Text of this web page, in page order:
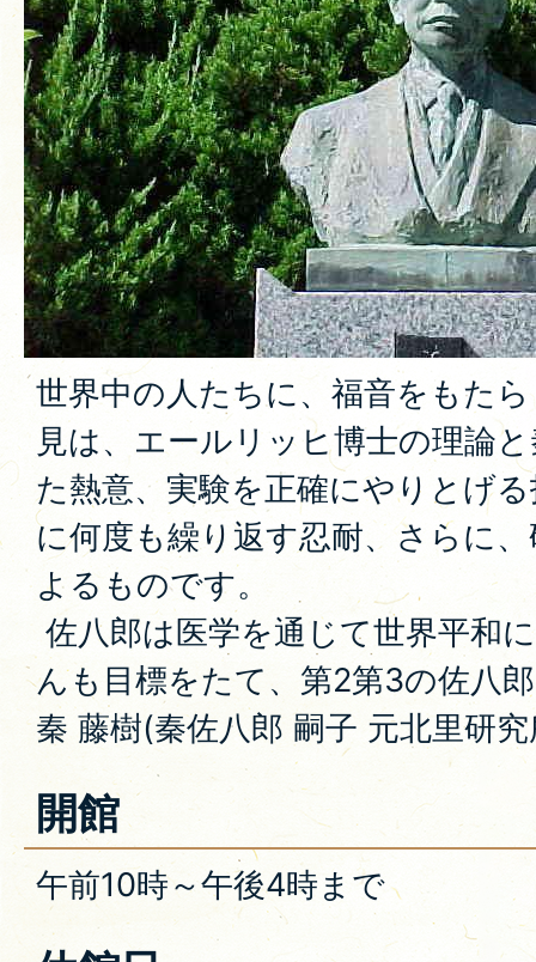
世界中の人たちに、福音をもた
見は、エールリッヒ博士の理論
た熱意、実験を正確にやりとげ
に何度も繰り返す忍耐、さらに
よるものです。
佐八郎は医学を通じて世界平和
んも目標をたて、第2第3の佐八
秦 藤樹(秦佐八郎 嗣子 元北里研
開館
午前10時～午後4時まで